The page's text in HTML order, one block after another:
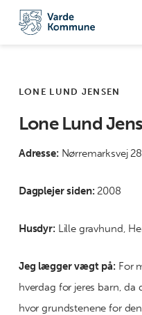
LONE LUND JENSEN
Lone Lund
Adresse: Nørremarksvej
Dagplejer siden: 2008
Husdyr: Lille gravhund,
Jeg lægger vægt på: For
hverdag for jeres barn, da
hvor grundstenene for